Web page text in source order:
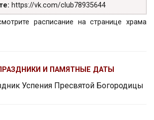
https://vk.com/club78935644
расписание на странице храма
И ПАМЯТНЫЕ ДАТЫ
Успения Пресвятой Богородицы